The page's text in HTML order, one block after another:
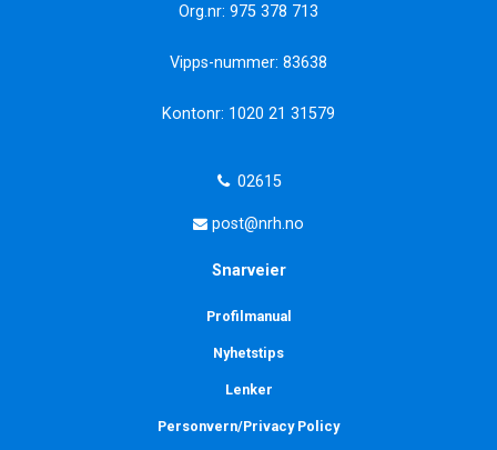
Org.nr: 975 378 713
Vipps-nummer: 83638
Kontonr: 1020 21 31579
02615
post@nrh.no
Snarveier
Profilmanual
Nyhetstips
Lenker
Personvern/Privacy Policy